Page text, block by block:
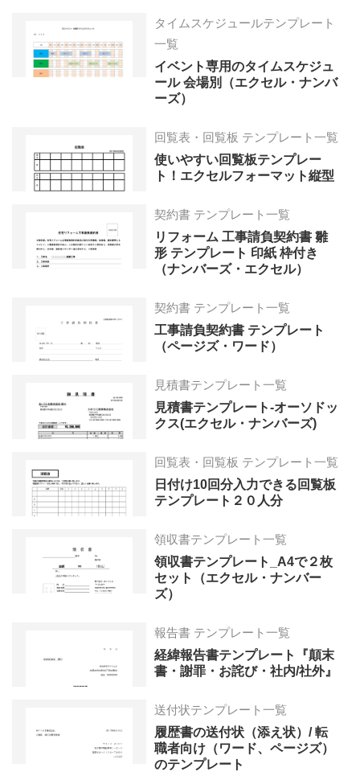
タイムスケジュールテンプレート
一覧
イベント専用のタイムスケジュ
ール 会場別（エクセル・ナンバ
ーズ）
回覧表・回覧板 テンプレート一覧
使いやすい回覧板テンプレー
ト！エクセルフォーマット縦型
契約書 テンプレート一覧
リフォーム 工事請負契約書 雛
形 テンプレート 印紙 枠付き
（ナンバーズ・エクセル）
契約書 テンプレート一覧
工事請負契約書 テンプレート
（ページズ・ワード）
見積書テンプレート一覧
見積書テンプレート-オーソドッ
クス(エクセル・ナンバーズ)
回覧表・回覧板 テンプレート一覧
日付け10回分入力できる回覧板
テンプレート２０人分
領収書テンプレート一覧
領収書テンプレート_A4で２枚
セット（エクセル・ナンバー
ズ）
報告書 テンプレート一覧
経緯報告書テンプレート『顛末
書・謝罪・お詫び・社内/社外』
送付状テンプレート一覧
履歴書の送付状（添え状）/ 転
職者向け（ワード、ページズ）
のテンプレート